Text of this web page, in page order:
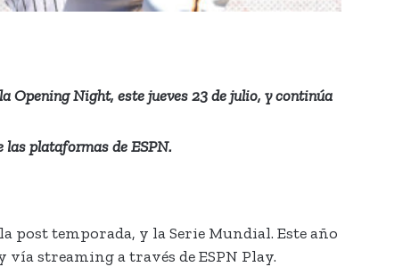
Opening Night, este jueves 23 de julio, y continúa
plataformas de ESPN.
post temporada, y la Serie Mundial. Este año
streaming a través de ESPN Play.